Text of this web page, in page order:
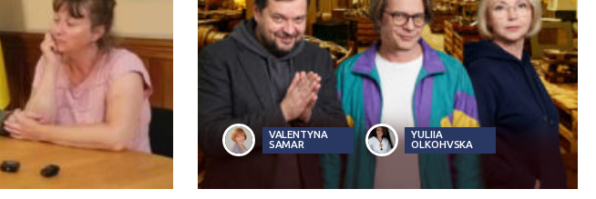
VALENTYNA
SAMAR
YULIIA
OLKOHVSKA